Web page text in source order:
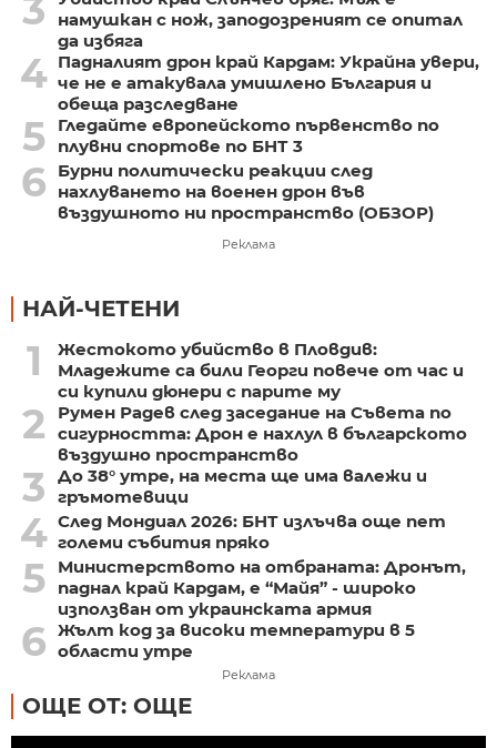
3
намушкан с нож, заподозреният се опитал
да избяга
4 Падналият дрон край Кардам: Украйна увери,
че не е атакувала умишлено България и
обеща разследване
5
Гледайте европейското първенство по
плувни спортове по БНТ 3
6
Бурни политически реакции след
нахлуването на военен дрон във
въздушното ни пространство (ОБЗОР)
Реклама
НАЙ-ЧЕТЕНИ
1
Жестокото убийство в Пловдив:
Младежите са били Георги повече от час и
си купили дюнери с парите му
2
Румен Радев след заседание на Съвета по
сигурността: Дрон е нахлул в българското
въздушно пространство
3
До 38° утре, на места ще има валежи и
гръмотевици
4 След Мондиал 2026: БНТ излъчва още пет
големи събития пряко
5
Министерството на отбраната: Дронът,
паднал край Кардам, е “Майя” - широко
използван от украинската армия
6 Жълт код за високи температури в 5
области утре
Реклама
ОЩЕ ОТ: ОЩЕ